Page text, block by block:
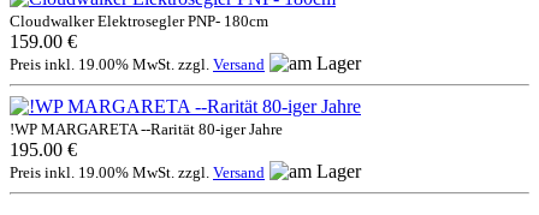
Cloudwalker Elektrosegler PNP- 180cm
159.00 €
Preis inkl. 19.00% MwSt. zzgl. Versand
!WP MARGARETA --Rarität 80-iger Jahre
195.00 €
Preis inkl. 19.00% MwSt. zzgl. Versand